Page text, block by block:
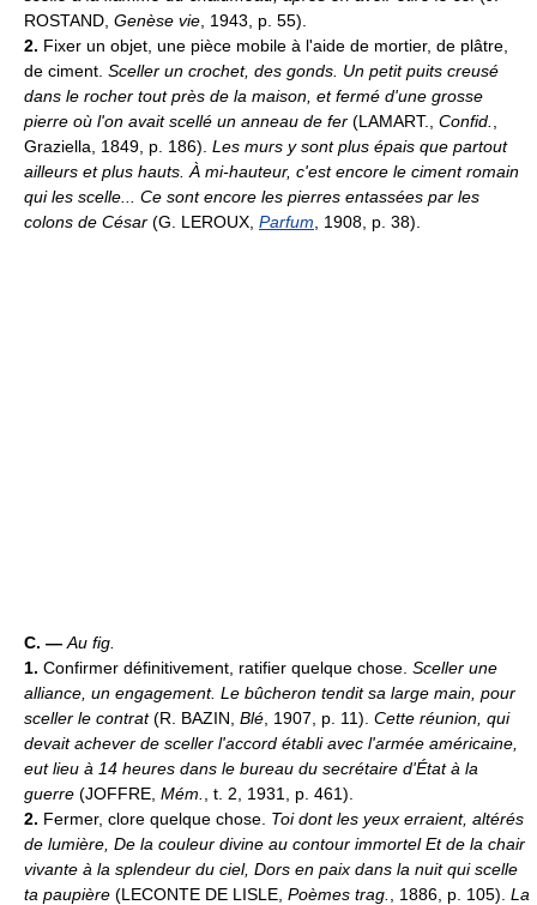
ROSTAND, Genèse vie , 1943, p. 55).
2. Fixer un objet, une pièce mobile à l'aide de mortier, de plâtre,
de ciment. Sceller un crochet, des gonds. Un petit puits creusé
dans le rocher tout près de la maison, et fermé d'une grosse
pierre où l'on avait scellé un anneau de fer (LAMART., Confid.
Graziella, 1849, p. 186). Les murs y sont plus épais que partout
ailleurs et plus hauts. À mi-hauteur, c'est encore le ciment romain
qui les scelle... Ce sont encore les pierres entassées par les
colons de César (G. LEROUX, Parfum , 1908, p. 38).
C. — Au fig.
1. Confirmer définitivement, ratifier quelque chose. Sceller une
alliance, un engagement. Le bûcheron tendit sa large main, pour
sceller le contrat(R. BAZIN, Blé , 1907, p. 11). Cette réunion, qui
devait achever de sceller l'accord établi avec l'armée américaine,
eut lieu à 14 heures dans le bureau du secrétaire d'État à la
guerre (JOFFRE, Mém.
, t. 2, 1931, p. 461).
2. Fermer, clore quelque chose. Toi dont les yeux erraient, altérés
de lumière, De la couleur divine au contour immortel Et de la chair
vivante à la splendeur du ciel, Dors en paix dans la nuit qui scelle
ta paupière (LECONTE DE LISLE, Poèmes trag. , 1886, p. 105). La